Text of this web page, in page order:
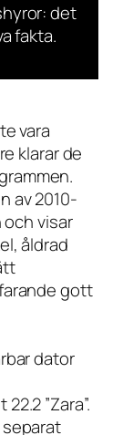
det
fakta.
vara
klarar de
av 2010-
visar
åldrad
gott
dator
”Zara”.